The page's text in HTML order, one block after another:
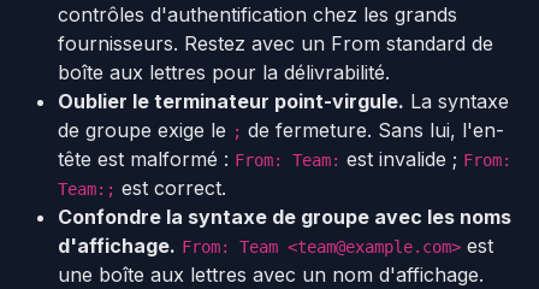
contrôles d'authentification chez les grands
fournisseurs. Restez avec un From standard de
boîte aux lettres pour la délivrabilité.
Oublier le terminateur point-virgule. La syntaxe
de groupe exige le ; de fermeture. Sans lui, l'en-
tête est malformé : From: Team: est invalide ; From:
Team:; est correct.
Confondre la syntaxe de groupe avec les noms
d'affichage. From: Team <team@example.com> est
une boîte aux lettres avec un nom d'affichage.